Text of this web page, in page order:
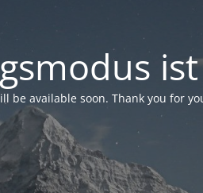
be available soon. Thank you for